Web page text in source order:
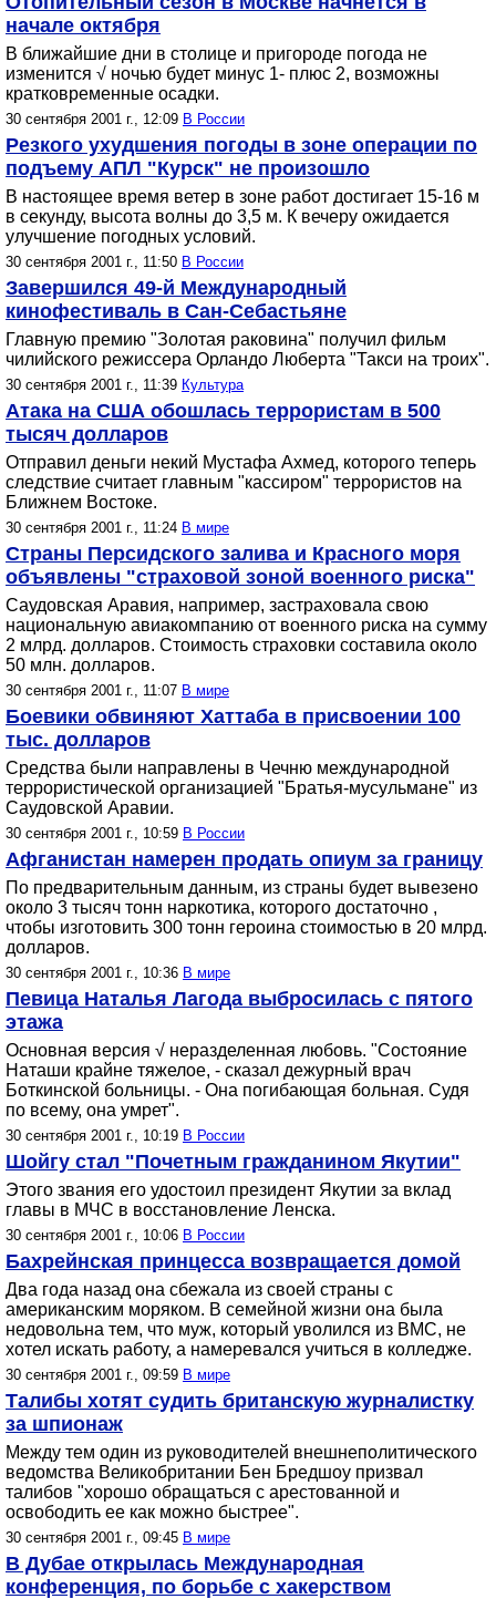
начале октября
В ближайшие дни в столице и пригороде погода не
изменится √ ночью будет минус 1- плюс 2, возможны
кратковременные осадки.
30 сентября 2001 г., 12:09 В России
Резкого ухудшения погоды в зоне операции по
подъему АПЛ "Курск" не произошло
В настоящее время ветер в зоне работ достигает 15-16 м
в секунду, высота волны до 3,5 м. К вечеру ожидается
улучшение погодных условий.
30 сентября 2001 г., 11:50 В России
Завершился 49-й Международный
кинофестиваль в Сан-Себастьяне
Главную премию "Золотая раковина" получил фильм
чилийского режиссера Орландо Люберта "Такси на троих".
30 сентября 2001 г., 11:39 Культура
Атака на США обошлась террористам в 500
тысяч долларов
Отправил деньги некий Мустафа Ахмед, которого теперь
следствие считает главным "кассиром" террористов на
Ближнем Востоке.
30 сентября 2001 г., 11:24 В мире
Страны Персидского залива и Красного моря
объявлены "страховой зоной военного риска"
Саудовская Аравия, например, застраховала свою
национальную авиакомпанию от военного риска на сумму
2 млрд. долларов. Стоимость страховки составила около
50 млн. долларов.
30 сентября 2001 г., 11:07 В мире
Боевики обвиняют Хаттаба в присвоении 100
тыс. долларов
Средства были направлены в Чечню международной
террористической организацией "Братья-мусульмане" из
Саудовской Аравии.
30 сентября 2001 г., 10:59 В России
Афганистан намерен продать опиум за границу
По предварительным данным, из страны будет вывезено
около 3 тысяч тонн наркотика, которого достаточно ,
чтобы изготовить 300 тонн героина стоимостью в 20 млрд.
долларов.
30 сентября 2001 г., 10:36 В мире
Певица Наталья Лагода выбросилась с пятого
этажа
Основная версия √ неразделенная любовь. "Состояние
Наташи крайне тяжелое, - сказал дежурный врач
Боткинской больницы. - Она погибающая больная. Судя
по всему, она умрет".
30 сентября 2001 г., 10:19 В России
Шойгу стал "Почетным гражданином Якутии"
Этого звания его удостоил президент Якутии за вклад
главы в МЧС в восстановление Ленска.
30 сентября 2001 г., 10:06 В России
Бахрейнская принцесса возвращается домой
Два года назад она сбежала из своей страны с
американским моряком. В семейной жизни она была
недовольна тем, что муж, который уволился из ВМС, не
хотел искать работу, а намеревался учиться в колледже.
30 сентября 2001 г., 09:59 В мире
Талибы хотят судить британскую журналистку
за шпионаж
Между тем один из руководителей внешнеполитического
ведомства Великобритании Бен Бредшоу призвал
талибов "хорошо обращаться с арестованной и
освободить ее как можно быстрее".
30 сентября 2001 г., 09:45 В мире
В Дубае открылась Международная
конференция, по борьбе с хакерством